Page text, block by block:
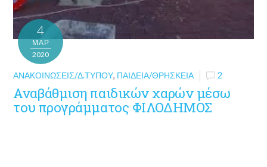
4
ΜΑΡ
2020
ΑΝΑΚΟΙΝΏΣΕΙΣ/Δ.ΤΎΠΟΥ, ΠΑΙΔΕΊΑ/ΘΡΗΣΚΕΊΑ 2
Αναβάθμιση παιδικών χαρών μέσω
του προγράμματος ΦΙΛΟΔΗΜΟΣ